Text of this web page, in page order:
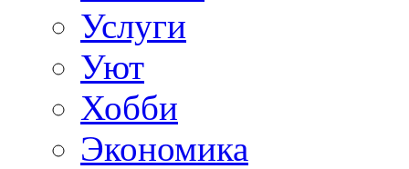
Услуги
Уют
Хобби
Экономика